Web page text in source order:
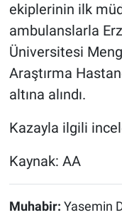
ekiplerinin ilk
ambulanslarla
Üniversitesi
Araştırma
altına alındı.
Kazayla ilgili
Kaynak: AA
Muhabir: Yasemin